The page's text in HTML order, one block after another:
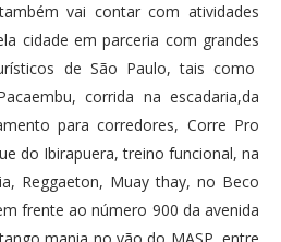
vai contar com atividades
cidade em parceria com grandes
de São Paulo, tais como
corrida na escadaria,da
para corredores, Corre Pro
do Ibirapuera, treino funcional, na
Reggaeton, Muay thay, no Beco
frente ao número 900 da avenida